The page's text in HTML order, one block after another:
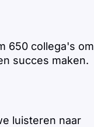
650 collega's om
succes maken.
luisteren naar